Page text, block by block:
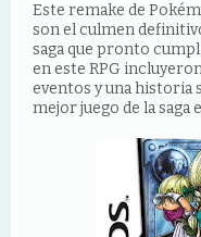
Este remake de
son el culmen
saga que pronto
en este RPG
eventos y una historia
mejor juego de la saga